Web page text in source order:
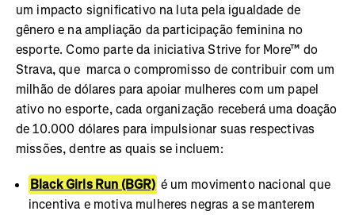
um impacto significativo na luta pela igualdade de
gênero e na ampliação da participação feminina no
esporte. Como parte da iniciativa Strive for More™ do
Strava, que marca o compromisso de contribuir com um
milhão de dólares para apoiar mulheres com um papel
ativo no esporte, cada organização receberá uma doação
de 10.000 dólares para impulsionar suas respectivas
missões, dentre as quais se incluem:
Black Girls Run (BGR) é um movimento nacional que
incentiva e motiva mulheres negras a se manterem